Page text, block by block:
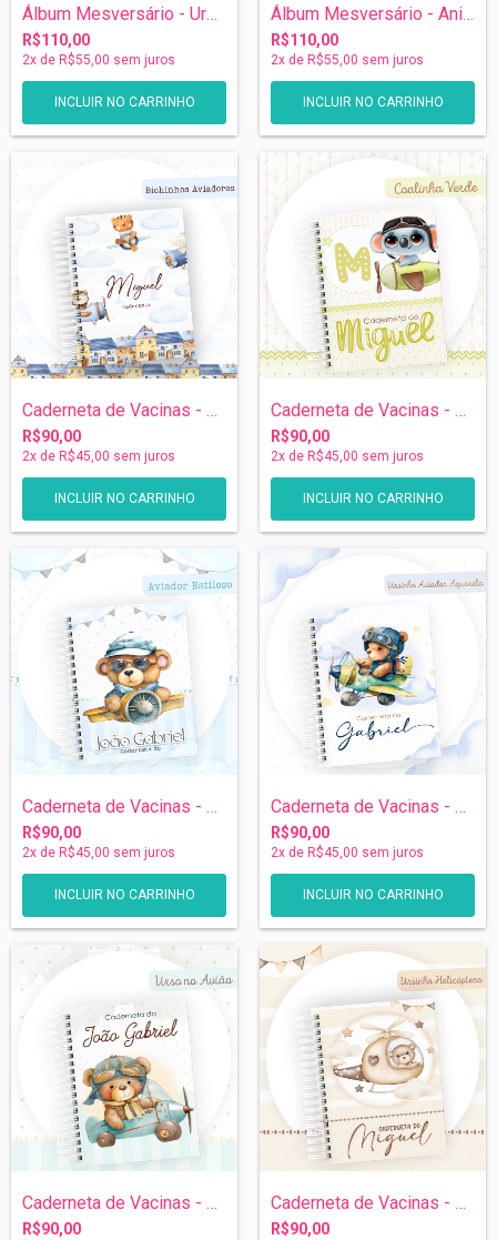
Álbum Mesversário - Ursinho Aviador
R$110,00
2x de R$55,00 sem juros
INCLUIR NO CARRINHO
Álbum Mesversário - Animais Aviadores
R$110,00
2x de R$55,00 sem juros
INCLUIR NO CARRINHO
Caderneta de Vacinas - Animais Aviadores
R$90,00
2x de R$45,00 sem juros
Caderneta de Vacinas - Coala Aviador
R$90,00
2x de R$45,00 sem juros
Caderneta de Vacinas - Ursinho Aviador
R$90,00
2x de R$45,00 sem juros
Caderneta de Vacinas - Ursinho Aviador
R$90,00
2x de R$45,00 sem juros
Caderneta de Vacinas - Ursinho Aviador
R$90,00
Caderneta de Vacinas - Ursinho no Helicó...
R$90,00